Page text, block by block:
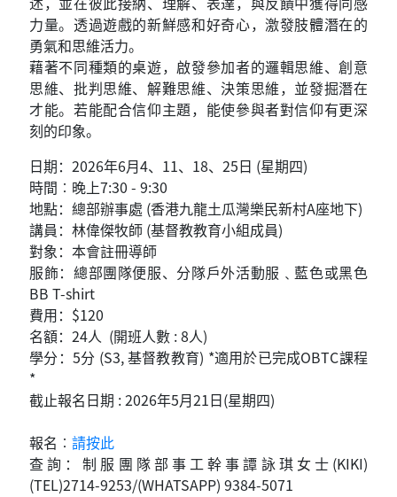
力量。透過遊戲的新鮮感和好奇心，激發肢體潛在的
勇氣和思維活力。
藉著不同種類的桌遊，啟發參加者的邏輯思維、創意
思維、批判思維、解難思維、決策思維，並發掘潛在
才能。若能配合信仰主題，能使參與者對信仰有更深
刻的印象。
日期：2026年6月4、11、18、25日 (星期四)
時間︰晚上7:30 - 9:30
地點：總部辦事處 (香港九龍土瓜灣樂民新村A座地下)
講員：林偉傑牧師 (基督教教育小組成員)
對象：本會註冊導師
服飾：總部團隊便服、分隊戶外活動服﹑藍色或黑色
BB T-shirt
費用：$120
名額：24人 (開班人數 : 8人)
學分：5分 (S3, 基督教教育) *適用於已完成OBTC課程
*
截止報名日期 : 2026年5月21日(星期四)
報名︰ 請按此
查詢：制服團隊部事工幹事譚詠琪女士(KIKI)
(TEL)2714-9253/(WHATSAPP) 9384-5071